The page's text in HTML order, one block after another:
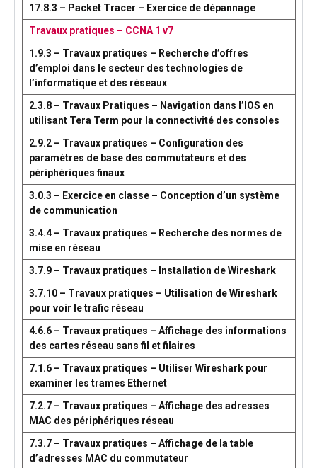
17.8.3 – Packet Tracer – Exercice de dépannage
Travaux pratiques – CCNA 1 v7
1.9.3 – Travaux pratiques – Recherche d’offres
d’emploi dans le secteur des technologies de
l’informatique et des réseaux
2.3.8 – Travaux Pratiques – Navigation dans l’IOS en
utilisant Tera Term pour la connectivité des consoles
2.9.2 – Travaux pratiques – Configuration des
paramètres de base des commutateurs et des
périphériques finaux
3.0.3 – Exercice en classe – Conception d’un système
de communication
3.4.4 – Travaux pratiques – Recherche des normes de
mise en réseau
3.7.9 – Travaux pratiques – Installation de Wireshark
3.7.10 – Travaux pratiques – Utilisation de Wireshark
pour voir le trafic réseau
4.6.6 – Travaux pratiques – Affichage des informations
des cartes réseau sans fil et filaires
7.1.6 – Travaux pratiques – Utiliser Wireshark pour
examiner les trames Ethernet
7.2.7 – Travaux pratiques – Affichage des adresses
MAC des périphériques réseau
7.3.7 – Travaux pratiques – Affichage de la table
d’adresses MAC du commutateur